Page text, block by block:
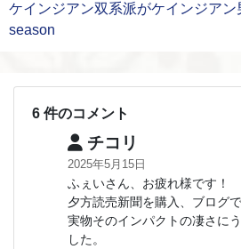
ケインジアン双系派がケインジア
season
6 件のコメント
チコリ
2025年5月15日
ふぇいさん、お疲れ様です！
夕方読売新聞を購入、ブログ
実物そのインパクトの凄さに
した。